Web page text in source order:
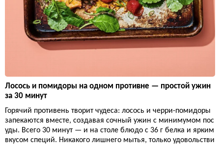
Лосось и помидоры на одном противне — простой ужин
за 30 минут
Горячий противень творит чудеса: лосось и черри-помидоры
запекаются вместе, создавая сочный ужин с минимумом пос
уды. Всего 30 минут — и на столе блюдо с 36 г белка и ярким
вкусом специй. Никакого лишнего мытья, только удовольстви